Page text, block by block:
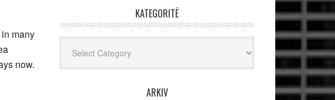
many
now.
KATEGORITË
ARKIV